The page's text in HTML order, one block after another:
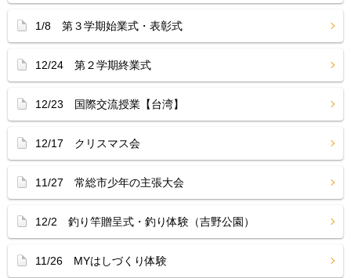
1/8 第３学期始業式・表彰式
12/24 第２学期終業式
12/23 国際交流授業【台湾】
12/17 クリスマス会
11/27 常総市少年の主張大会
12/2 釣り竿贈呈式・釣り体験（吉野公園）
11/26 MYはしづくり体験